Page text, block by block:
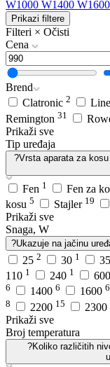
W1000 W1400 W
Prikazi filtere
Filteri × Očisti
Cena
Brend
Clatronic 2
Remington 31
Prikaži sve
Tip uređaja
?Vrsta aparata za
Fen 1 Fen za
kosu 5 Stajler 19
Prikaži sve
Snaga, W
?Ukazuje na jačinu
25 2 30 1 35
110 1 240 1 600
6 1400 6 1600 6
8 2200 15 2300
Prikaži sve
Broj temperatura
?Koliko različitih